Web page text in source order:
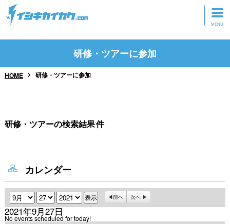
トップページ
研修・ツアーに参加
研修・ツアーに参加
HOME 研修・ツアーに参加
研修・ツアーの検索結果件
カレンダー
月 日 年 前へ 次へ
2021年9月27日
No events scheduled for today!